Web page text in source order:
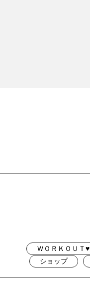
ＷＯＲＫＯＵＴ♥
ショップ